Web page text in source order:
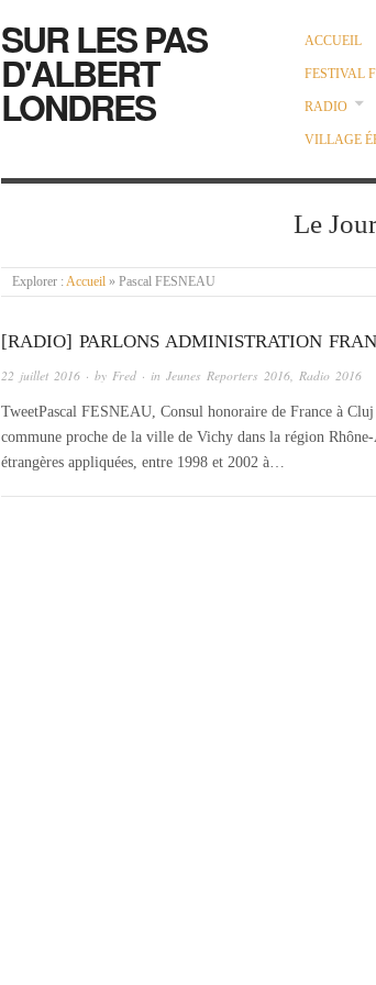
SUR LES PAS
D'ALBERT
LONDRES
ACCUEIL
FESTIVAL
RADIO
VILLAGE
Le
Explorer : Accueil » Pascal FESNEAU
[RADIO] PARLONS ADMINISTRATION
22 juillet 2016 · by Fred · in Jeunes Reporters 2016, Radio 2016
TweetPascal FESNEAU, Consul honoraire de France à
commune proche de la ville de Vichy dans la région
étrangères appliquées, entre 1998 et 2002 à…